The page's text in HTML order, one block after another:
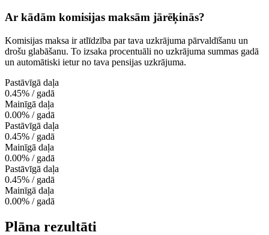
Ar kādām komisijas maksām jārēķinās?
Komisijas maksa ir atlīdzība par tava uzkrājuma pārvaldīšanu un
drošu glabāšanu. To izsaka procentuāli no uzkrājuma summas gadā
un automātiski ietur no tava pensijas uzkrājuma.
Pastāvīgā daļa
0.45% / gadā
Mainīgā daļa
0.00% / gadā
Pastāvīgā daļa
0.45% / gadā
Mainīgā daļa
0.00% / gadā
Pastāvīgā daļa
0.45% / gadā
Mainīgā daļa
0.00% / gadā
Plāna rezultāti